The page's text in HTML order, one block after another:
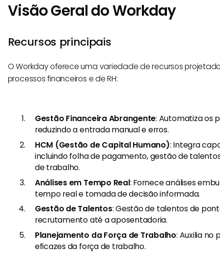
Visão Geral do Workday
Recursos principais
O Workday oferece uma variedade de recursos
processos financeiros e de RH:
Gestão Financeira Abrangente: Automatiza os
reduzindo a entrada manual e erros.
HCM (Gestão de Capital Humano): Integra
incluindo folha de pagamento, gestão de
de trabalho.
Análises em Tempo Real: Fornece análises
tempo real e tomada de decisão informada.
Gestão de Talentos: Gestão de talentos de
recrutamento até a aposentadoria.
Planejamento da Força de Trabalho: Auxilia no
eficazes da força de trabalho.